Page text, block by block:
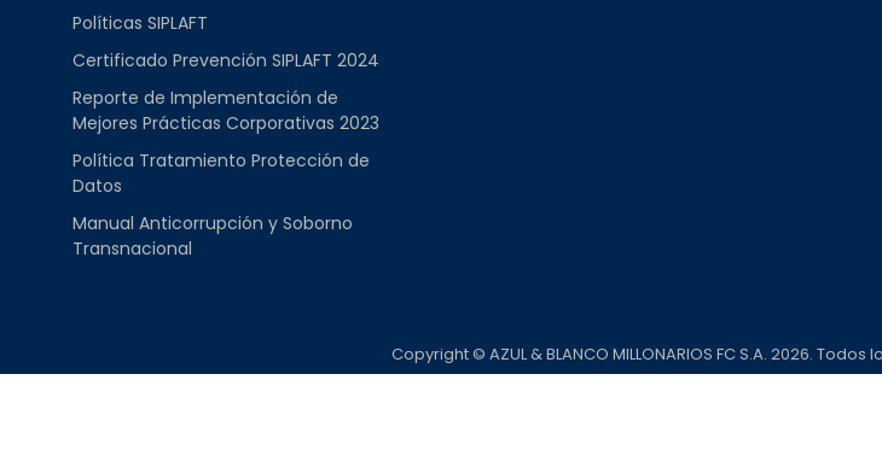
Políticas SIPLAFT
Certificado Prevención SIPLAFT 2024
Reporte de Implementación de
Mejores Prácticas Corporativas 2023
Política Tratamiento Protección de
Datos
Manual Anticorrupción y Soborno
Transnacional
Copyright © AZUL & BLANCO MILLONARIOS FC S.A. 2026.